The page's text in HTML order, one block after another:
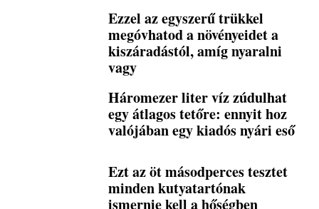
Ezzel az egyszerű trükkel
megóvhatod a növényeidet a
kiszáradástól, amíg nyaralni
vagy
Háromezer liter víz zúdulhat
egy átlagos tetőre: ennyit hoz
valójában egy kiadós nyári eső
Ezt az öt másodperces tesztet
minden kutyatartónak
ismernie kell a hőségben